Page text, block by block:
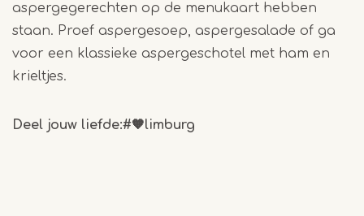
aspergegerechten op de menukaart hebben
staan. Proef aspergesoep, aspergesalade of ga
voor een klassieke aspergeschotel met ham en
krieltjes.
Deel jouw liefde:#🧡limburg